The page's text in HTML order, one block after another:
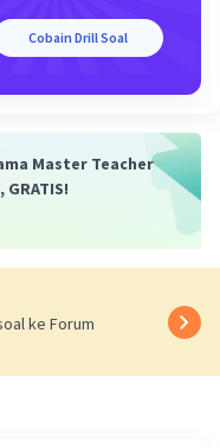
Cobain Drill Soal
Master Teacher
ke Forum